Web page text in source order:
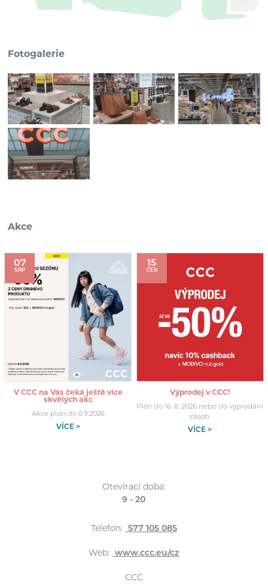
Fotogalerie
Akce
07
SRP
V CCC na Vás čeká ještě více
skvělých akc
Akce platí do 6.9.2026
VÍCE >
15
ČER
Výprodej v CCC!
Platí do 16. 8. 2026 nebo do vyprodání
zásob.
VÍCE >
Otevírací doba:
9 - 20
Telefon: 577 105 085
Web: www.ccc.eu/cz
CCC